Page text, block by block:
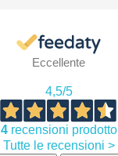
Eccellente
4,5/5
4recensioni prodotto
Tutte le recensioni >